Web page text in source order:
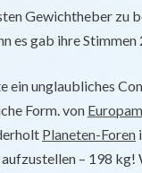
Gewichtheber zu
es gab ihre
ein unglaubliches
Form. von
Planeten-Foren
– 198